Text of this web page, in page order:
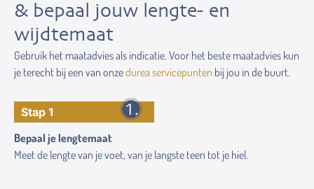
& bepaal jouw lengte- en
wijdtemaat
Gebruik het maatadvies als indicatie. Voor het beste maatadvies kun
je terecht bij een van onzedurea servicepunten bij jou in de buurt.
Stap 1
Bepaal je lengtemaat
Meet de lengte van je voet, van je langste teen tot je hiel.